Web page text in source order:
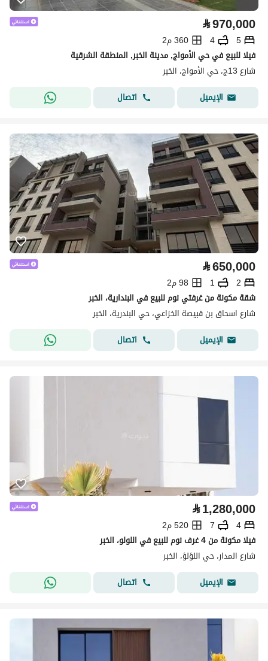
⃁970,000
5
4
360 م2
فيلا للبيع في حي الأمواج, مدينة الخبر, المنطقة الشرقية
شارع 13ج، حي الأمواج، الخبر
الإيميل
اتصال
⃁650,000
2
1
98 م2
شقة مكونة من غرفتي نوم للبيع في البندارية، الخبر
شارع اسحاق بن قبيصة الخزاعي، حي البندرية، الخبر
الإيميل
اتصال
⃁1,280,000
4
7
520 م2
فيلا مكونة من 4 غرف نوم للبيع في اللولو، الخبر
شارع المدار، حي اللؤلؤ، الخبر
الإيميل
اتصال